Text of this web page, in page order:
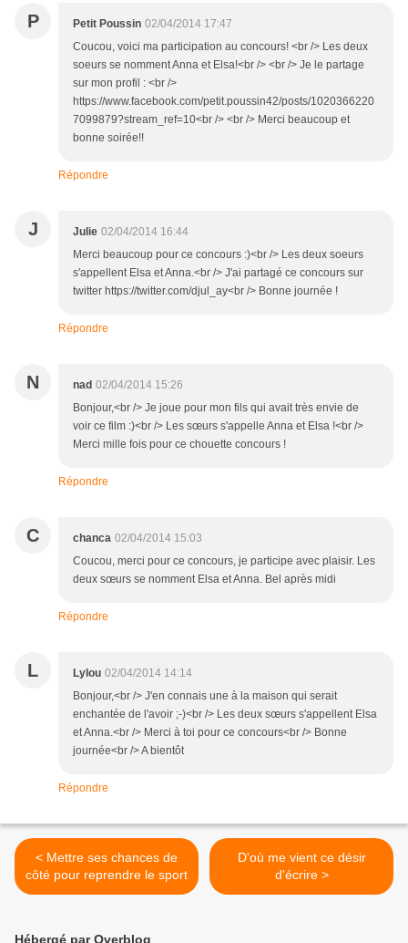
P Petit Poussin 02/04/2014 17:47
Coucou, voici ma participation au concours! <br /> Les deux
soeurs se nomment Anna et Elsa!<br /> <br /> Je le partage
sur mon profil : <br />
https://www.facebook.com/petit.poussin42/posts/1020366220
7099879?stream_ref=10<br /> <br /> Merci beaucoup et
bonne soirée!!
Répondre
J Julie 02/04/2014 16:44
Merci beaucoup pour ce concours :)<br /> Les deux soeurs
s'appellent Elsa et Anna.<br /> J'ai partagé ce concours sur
twitter https://twitter.com/djul_ay<br /> Bonne journée !
Répondre
N nad 02/04/2014 15:26
Bonjour,<br /> Je joue pour mon fils qui avait très envie de
voir ce film :)<br /> Les sœurs s'appelle Anna et Elsa !<br />
Merci mille fois pour ce chouette concours !
Répondre
C chanca 02/04/2014 15:03
Coucou, merci pour ce concours, je participe avec plaisir. Les
deux sœurs se nomment Elsa et Anna. Bel après midi
Répondre
L Lylou 02/04/2014 14:14
Bonjour,<br /> J'en connais une à la maison qui serait
enchantée de l'avoir ;-)<br /> Les deux sœurs s'appellent Elsa
et Anna.<br /> Merci à toi pour ce concours<br /> Bonne
journée<br /> A bientôt
Répondre
< Mettre ses chances de
côté pour reprendre le sport
D'où me vient ce désir
d'écrire >
Hébergé par Overblog